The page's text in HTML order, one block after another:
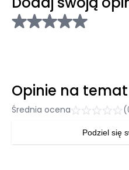
Opinie na
Średnia ocena
Podziel się